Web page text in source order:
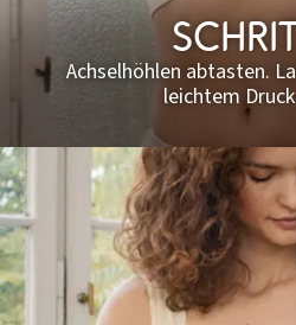
Achselhöhlen abtasten.
leichtem